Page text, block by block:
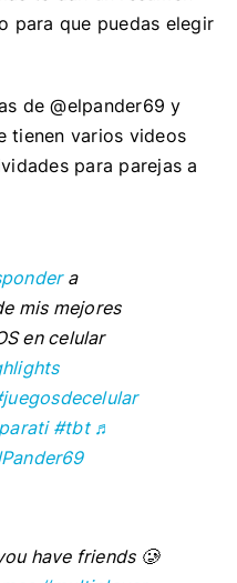
para que puedas elegir
de @elpander69 y
tienen varios videos
para parejas a
a
mis mejores
en celular
#tbt ♬
have friends 🥲